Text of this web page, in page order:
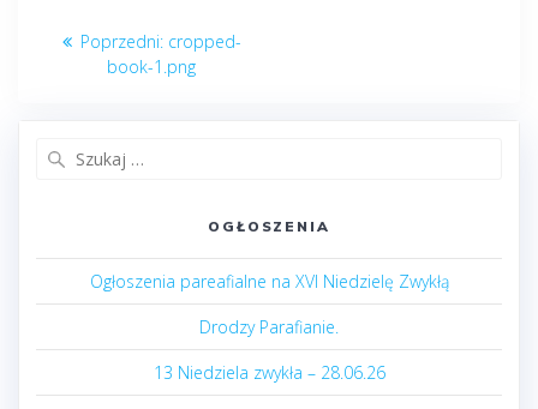
Nawigacja
wpisu
Poprzedni: Poprzedni
post:
cropped-
book-1.png
OGŁOSZENIA
Ogłoszenia pareafialne na XVI Niedzielę Zwykłą
Drodzy Parafianie.
13 Niedziela zwykła – 28.06.26